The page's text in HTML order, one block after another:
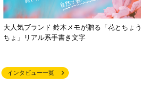
大人気ブランド 鈴木メモが贈る「花とちょう
ちょ」リアル系手書き文字
インタビュー一覧